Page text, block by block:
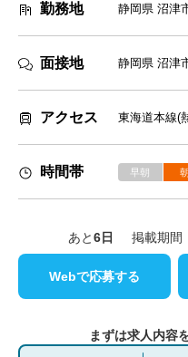
勤務地 静岡県 沼津
面接地 静岡県 沼津
アクセス 東海道本線(
時間帯 早朝 朝
あと6日 掲載期間
Webで応募する
まずは求人内容